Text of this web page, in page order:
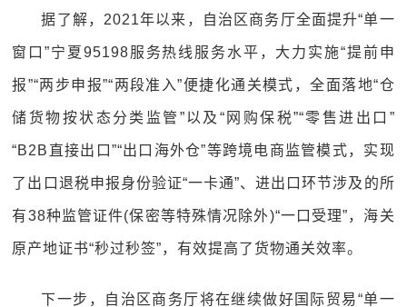
据了解，2021年以来，自治区商务厅全面提升“单一
窗口”宁夏95198服务热线服务水平，大力实施“提前申
报”“两步申报”“两段准入”便捷化通关模式，全面落地“仓
储货物按状态分类监管”以及“网购保税”“零售进出口”
“B2B直接出口”“出口海外仓”等跨境电商监管模式，实现
了出口退税申报身份验证“一卡通”、进出口环节涉及的所
有38种监管证件(保密等特殊情况除外)“一口受理”，海关
原产地证书“秒过秒签”，有效提高了货物通关效率。
下一步，自治区商务厅将在继续做好国际贸易“单一